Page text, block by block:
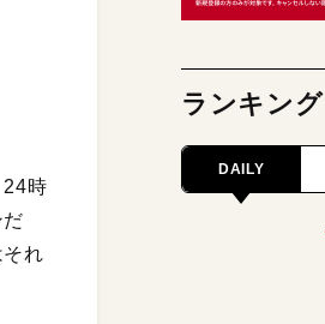
24時
れ
ランキング
DAILY